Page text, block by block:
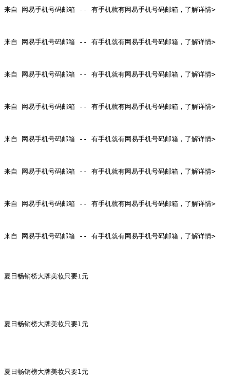
来自 网易手机号码邮箱 -- 有手机就有网易手机号码邮箱，了解详情>
来自 网易手机号码邮箱 -- 有手机就有网易手机号码邮箱，了解详情>
来自 网易手机号码邮箱 -- 有手机就有网易手机号码邮箱，了解详情>
来自 网易手机号码邮箱 -- 有手机就有网易手机号码邮箱，了解详情>
来自 网易手机号码邮箱 -- 有手机就有网易手机号码邮箱，了解详情>
来自 网易手机号码邮箱 -- 有手机就有网易手机号码邮箱，了解详情>
来自 网易手机号码邮箱 -- 有手机就有网易手机号码邮箱，了解详情>
来自 网易手机号码邮箱 -- 有手机就有网易手机号码邮箱，了解详情>
夏日畅销榜大牌美妆只要1元
夏日畅销榜大牌美妆只要1元
夏日畅销榜大牌美妆只要1元